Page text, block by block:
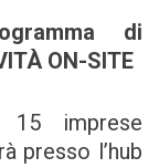
di
ON-SITE
imprese
presso l’hub